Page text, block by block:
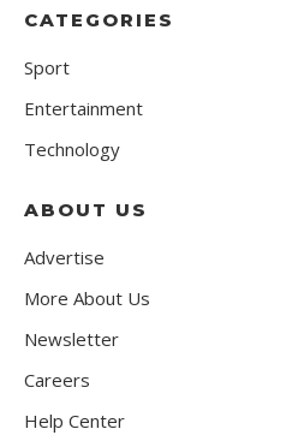
CATEGORIES
Sport
Entertainment
Technology
ABOUT US
Advertise
More About Us
Newsletter
Careers
Help Center